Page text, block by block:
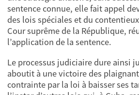
sentence connue, elle fait appel
des lois spéciales et du
Cour suprême de la République,
l’application de la sentence.
Le processus judiciaire dure ainsi
aboutit à une victoire des
contrainte par la loi à baisser ses